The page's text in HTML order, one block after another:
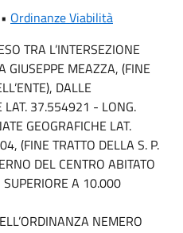
Ordinanze Viabilità
TRA L’INTERSEZIONE
GIUSEPPE MEAZZA, (FINE
DALLE
LAT. 37.554921 - LONG.
GEOGRAFICHE LAT.
(FINE TRATTO DELLA S. P.
DEL CENTRO ABITATO
SUPERIORE A 10.000
NEMERO